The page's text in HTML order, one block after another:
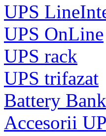
UPS
UPS OnLine
UPS rack
UPS trifazat
Battery
Accesorii